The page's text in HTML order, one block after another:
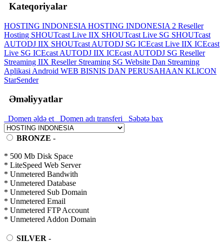
Kateqoriyalar
HOSTING INDONESIA HOSTING INDONESIA 2 Reseller
Hosting SHOUTcast Live IIX SHOUTcast Live SG SHOUTcast
AUTODJ IIX SHOUTcast AUTODJ SG ICEcast Live IIX ICEcast
Live SG ICEcast AUTODJ IIX ICEcast AUTODJ SG Reseller
Streaming IIX Reseller Streaming SG Website Dan Streaming
Aplikasi Android WEB BISNIS DAN PERUSAHAAN KLICON
StarSender
Əməliyyatlar
Domen əldə et Domen adı transferi Səbətə bax
BRONZE -
* 500 Mb Disk Space
* LiteSpeed Web Server
* Unmetered Bandwith
* Unmetered Database
* Unmetered Sub Domain
* Unmetered Email
* Unmetered FTP Account
* Unmetered Addon Domain
SILVER -